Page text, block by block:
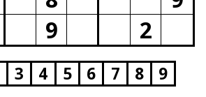
9 2
3 4 5 6 7 8 9